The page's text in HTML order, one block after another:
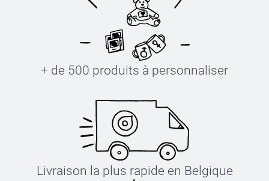
+ de 500 produits à personnaliser
Livraison la plus rapide en Belgique